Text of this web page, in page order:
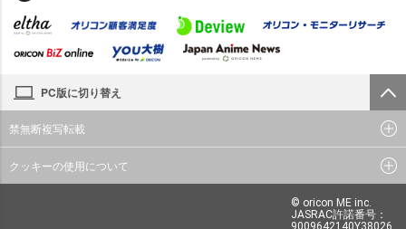
PC版に切り替え
禁無断複写転載
クッキーの使用について
© oricon ME inc.
JASRAC許諾番号：
9009642140Y38026